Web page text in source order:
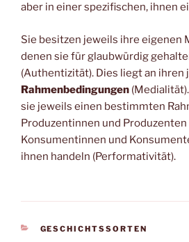
aber in einer spezifischen, ihnen
Sie besitzen jeweils ihre eigenen
denen sie für glaubwürdig
(Authentizität). Dies liegt an ihren
Rahmenbedingungen
sie jeweils einen bestimmten
Produzentinnen und Produzenten
Konsumentinnen und
ihnen handeln (Performativität).
KATEGORIEN
GESCHICHTSSORTEN